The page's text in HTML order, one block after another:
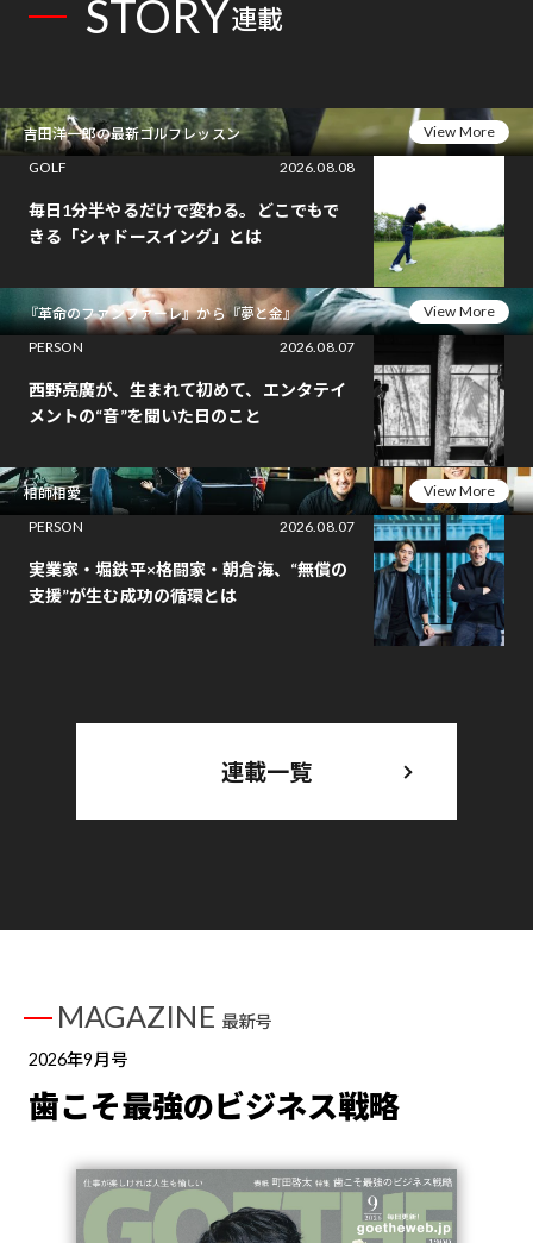
STORY連載
吉田洋一郎の最新ゴルフレッスン
View More
GOLF
2026.08.08
毎日1分半やるだけで変わる。どこでもで
きる「シャドースイング」とは
『革命のファンファーレ』から『夢と金』
View More
PERSON
2026.08.07
西野亮廣が、生まれて初めて、エンタテイ
メントの“音”を聞いた日のこと
相師相愛
View More
PERSON
2026.08.07
実業家・堀鉄平×格闘家・朝倉海、“無償の
支援”が生む成功の循環とは
連載一覧
MAGAZINE 最新号
2026年9月号
歯こそ最強のビジネス戦略